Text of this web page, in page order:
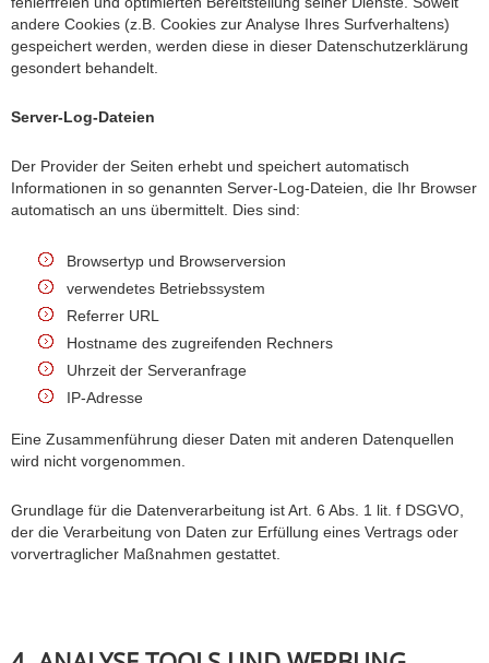
andere Cookies (z.B. Cookies zur Analyse Ihres Surfverhaltens)
gespeichert werden, werden diese in dieser Datenschutzerklärung
gesondert behandelt.
Server-Log-Dateien
Der Provider der Seiten erhebt und speichert automatisch
Informationen in so genannten Server-Log-Dateien, die Ihr Browser
automatisch an uns übermittelt. Dies sind:
Browsertyp und Browserversion
verwendetes Betriebssystem
Referrer URL
Hostname des zugreifenden Rechners
Uhrzeit der Serveranfrage
IP-Adresse
Eine Zusammenführung dieser Daten mit anderen Datenquellen
wird nicht vorgenommen.
Grundlage für die Datenverarbeitung ist Art. 6 Abs. 1 lit. f DSGVO,
der die Verarbeitung von Daten zur Erfüllung eines Vertrags oder
vorvertraglicher Maßnahmen gestattet.